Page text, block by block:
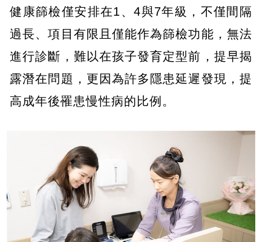
健康篩檢僅安排在1、4與7年級，不僅間隔
過長、項目有限且僅能作為篩檢功能，無法
進行診斷，難以在孩子發育定型前，提早揭
露潛在問題，更因為許多隱患延遲發現，提
高成年後罹患慢性病的比例。